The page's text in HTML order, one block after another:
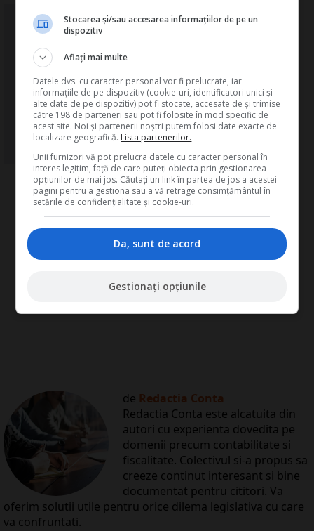
Stocarea și/sau accesarea informațiilor de pe un
dispozitiv
Aflați mai multe
Datele dvs. cu caracter personal vor fi prelucrate, iar
informațiile de pe dispozitiv (cookie-uri, identificatori unici și
alte date de pe dispozitiv) pot fi stocate, accesate de și trimise
către 198 de parteneri sau pot fi folosite în mod specific de
acest site. Noi și partenerii noștri putem folosi date exacte de
localizare geografică. Lista partenerilor.
Unii furnizori vă pot prelucra datele cu caracter personal în
interes legitim, față de care puteți obiecta prin gestionarea
opțiunilor de mai jos. Căutați un link în partea de jos a acestei
pagini pentru a gestiona sau a vă retrage consimțământul în
setările de confidențialitate și cookie-uri.
Da, sunt de acord
Gestionați opțiunile
NOU: Marea Carte Verde a
Monografiilor Contabile
Contine 77 monografii contabile
complete
din domenii de activitate variate
...Detalii clickAICI>>
de Redactia Conta
Redactia Conta este alcatuita din
autori cu experienta dovedita pe
domenii precum contabilitate si
fiscalitate. Colectivul si-a propus sa
creeze continut interesant si bine
documentat pentru cititori. Va
oferim solutii utile pentru orice dilema legislativa cu care
va confruntati.